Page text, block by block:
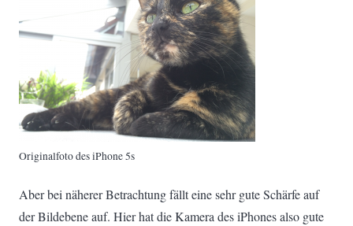
Originalfoto des iPhone 5s
Aber bei näherer Betrachtung fällt eine sehr gute Schärfe auf
der Bildebene auf. Hier hat die Kamera des iPhones also gute